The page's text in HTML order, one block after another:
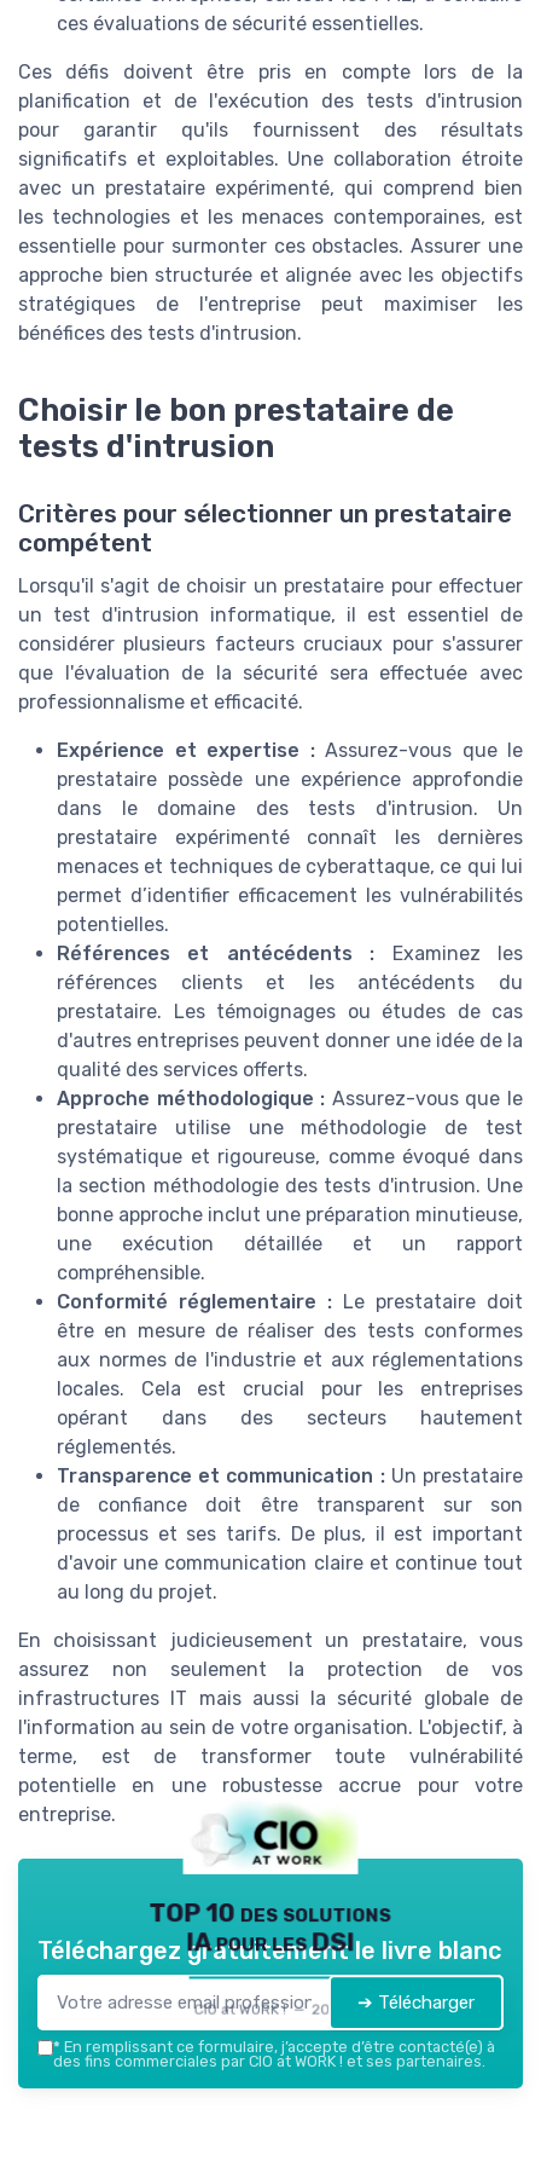
ces évaluations de sécurité essentielles.
Ces défis doivent être pris en compte lors de la
planification et de l'exécution des tests d'intrusion
pour garantir qu'ils fournissent des résultats
significatifs et exploitables. Une collaboration étroite
avec un prestataire expérimenté, qui comprend bien
les technologies et les menaces contemporaines, est
essentielle pour surmonter ces obstacles. Assurer une
approche bien structurée et alignée avec les objectifs
stratégiques de l'entreprise peut maximiser les
bénéfices des tests d'intrusion.
Choisir le bon prestataire de
tests d'intrusion
Critères pour sélectionner un prestataire
compétent
Lorsqu'il s'agit de choisir un prestataire pour effectuer
un test d'intrusion informatique, il est essentiel de
considérer plusieurs facteurs cruciaux pour s'assurer
que l'évaluation de la sécurité sera effectuée avec
professionnalisme et efficacité.
Expérience et expertise :Assurez-vous que le
prestataire possède une expérience approfondie
dans le domaine des tests d'intrusion. Un
prestataire expérimenté connaît les dernières
menaces et techniques de cyberattaque, ce qui lui
permet d’identifier efficacement les vulnérabilités
potentielles.
Références et antécédents : Examinez les
références clients et les antécédents du
prestataire. Les témoignages ou études de cas
d'autres entreprises peuvent donner une idée de la
qualité des services offerts.
Approche méthodologique : Assurez-vous que le
prestataire utilise une méthodologie de test
systématique et rigoureuse, comme évoqué dans
la section méthodologie des tests d'intrusion. Une
bonne approche inclut une préparation minutieuse,
une exécution détaillée et un rapport
compréhensible.
Conformité réglementaire : Le prestataire doit
être en mesure de réaliser des tests conformes
aux normes de l'industrie et aux réglementations
locales. Cela est crucial pour les entreprises
opérant dans des secteurs hautement
réglementés.
Transparence et communication :Un prestataire
de confiance doit être transparent sur son
processus et ses tarifs. De plus, il est important
d'avoir une communication claire et continue tout
au long du projet.
En choisissant judicieusement un prestataire, vous
assurez non seulement la protection de vos
infrastructures IT mais aussi la sécurité globale de
l'information au sein de votre organisation. L'objectif, à
terme, est de transformer toute vulnérabilité
potentielle en une robustesse accrue pour votre
entreprise.
TOP 10 des solutions
IA pour les DSI
CIO at WORK ! — 2026
Téléchargez gratuitement le livre blanc
➔ Télécharger
* En remplissant ce formulaire, j’accepte d’être contacté(e) à
des fins commerciales par CIO at WORK ! et ses partenaires.